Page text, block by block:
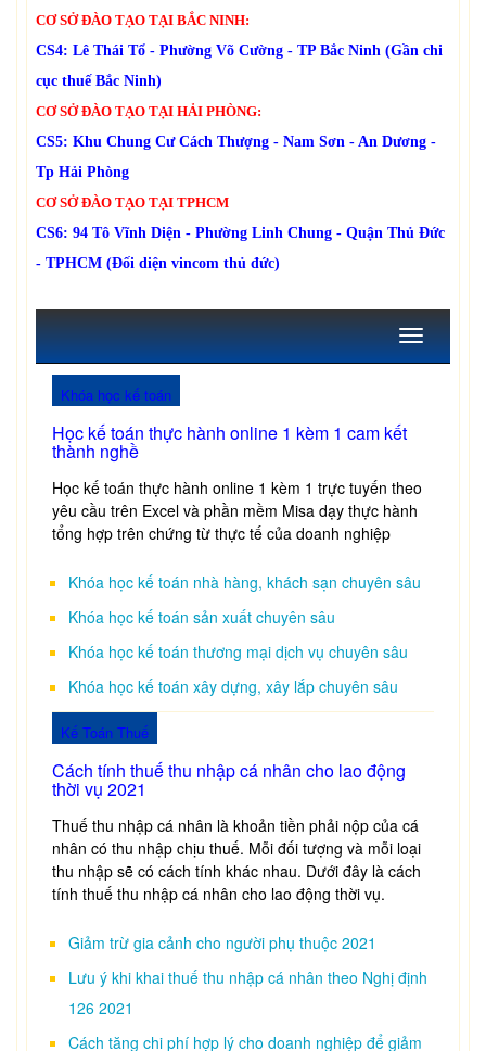
CƠ SỞ ĐÀO TẠO TẠI BẮC NINH:
CS4: Lê Thái Tổ - Phường Võ Cường - TP Bắc Ninh (Gần chi
cục thuế Bắc Ninh)
CƠ SỞ ĐÀO TẠO TẠI HẢI PHÒNG:
CS5: Khu Chung Cư Cách Thượng - Nam Sơn - An Dương -
Tp Hải Phòng
CƠ SỞ ĐÀO TẠO TẠI TPHCM
CS6: 94 Tô Vĩnh Diện - Phường Linh Chung - Quận Thủ Đức
- TPHCM (Đối diện vincom thủ đức)
Toggle
Khóa học kế toán
Học kế toán thực hành online 1 kèm 1 cam kết
thành nghề
Học kế toán thực hành online 1 kèm 1 trực tuyến theo
yêu cầu trên Excel và phần mềm Misa dạy thực hành
tổng hợp trên chứng từ thực tế của doanh nghiệp
Khóa học kế toán nhà hàng, khách sạn chuyên sâu
Khóa học kế toán sản xuất chuyên sâu
Khóa học kế toán thương mại dịch vụ chuyên sâu
Khóa học kế toán xây dựng, xây lắp chuyên sâu
Kế Toán Thuế
Cách tính thuế thu nhập cá nhân cho lao động
thời vụ 2021
Thuế thu nhập cá nhân là khoản tiền phải nộp của cá
nhân có thu nhập chịu thuế. Mỗi đối tượng và mỗi loại
thu nhập sẽ có cách tính khác nhau. Dưới đây là cách
tính thuế thu nhập cá nhân cho lao động thời vụ.
Giảm trừ gia cảnh cho người phụ thuộc 2021
Lưu ý khi khai thuế thu nhập cá nhân theo Nghị định
126 2021
Cách tăng chi phí hợp lý cho doanh nghiệp để giảm